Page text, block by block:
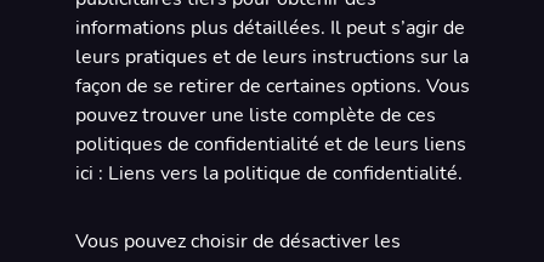
informations plus détaillées. Il peut s’agir de
leurs pratiques et de leurs instructions sur la
façon de se retirer de certaines options. Vous
pouvez trouver une liste complète de ces
politiques de confidentialité et de leurs liens
ici : Liens vers la politique de confidentialité.
Vous pouvez choisir de désactiver les